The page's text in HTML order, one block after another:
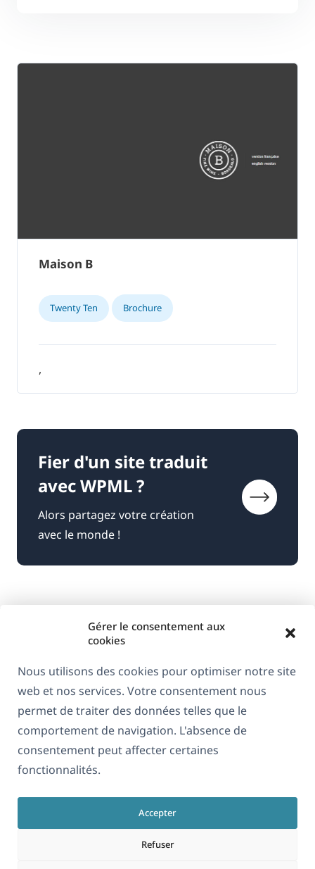
Gérer le consentement aux
cookies
Nous utilisons des cookies pour optimiser notre site
web et nos services. Votre consentement nous
permet de traiter des données telles que le
comportement de navigation. L'absence de
consentement peut affecter certaines
fonctionnalités.
Accepter
Refuser
Maison B
Twenty Ten Brochure
,
Fier d'un site traduit
avec WPML ?
Alors partagez votre création
avec le monde !
Français
À propos de WPML
RGPD & Politique de confidentialité
Rejoignez notre équipe
fenêtre)
dans
une
nouvelle
fenêtre)
dans
une
nouvelle
fenêtre)
dans
nouvelle